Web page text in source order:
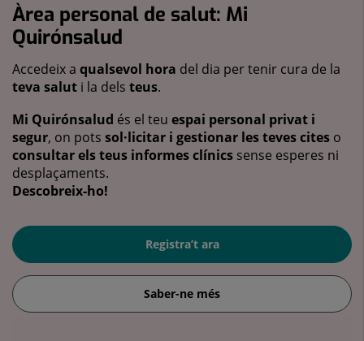
Àrea personal de salut: Mi
Quirónsalud
Accedeix a qualsevol hora del dia per tenir cura de la
teva salut i la dels teus.
Mi Quirónsalud és el teu espai personal privat i
segur, on pots sol·licitar i gestionar les teves cites o
consultar els teus informes clínics sense esperes ni
desplaçaments.
Descobreix-ho!
Registra’t ara
Saber-ne més